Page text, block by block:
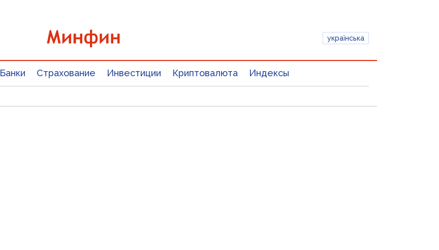
українська
Банки Страхование Инвестиции Криптовалюта Индексы